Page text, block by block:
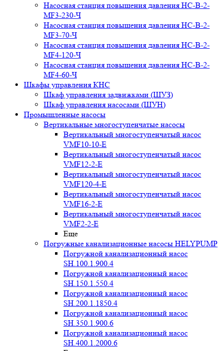
Насосная станция повышения давления НС-В-2-
MF3-230-Ч
Насосная станция повышения давления НС-В-2-
MF3-70-Ч
Насосная станция повышения давления НС-В-2-
MF4-120-Ч
Насосная станция повышения давления НС-В-2-
MF4-60-Ч
Шкафы управления КНС
Шкаф управления задвижками (ШУЗ)
Шкаф управления насосами (ШУН)
Промышленные насосы
Вертикальные многоступенчатые насосы
Вертикальный многоступенчатый насос
VMF10-10-E
Вертикальный многоступенчатый насос
VMF12-2-E
Вертикальный многоступенчатый насос
VMF120-4-E
Вертикальный многоступенчатый насос
VMF16-2-E
Вертикальный многоступенчатый насос
VMF2-2-E
Еще
Погружные канализационные насосы HELYPUMP
Погружной канализационный насос
SH.100.1.900.4
Погружной канализационный насос
SH.150.1.550.4
Погружной канализационный насос
SH.200.1.1850.4
Погружной канализационный насос
SH.350.1.900.6
Погружной канализационный насос
SH.400.1.2000.6